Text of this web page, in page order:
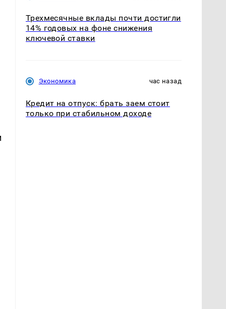
Трехмесячные вклады почти достигли
14% годовых на фоне снижения
ключевой ставки
Экономика час назад
Кредит на отпуск: брать заем стоит
только при стабильном доходе